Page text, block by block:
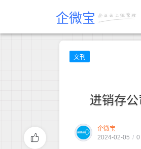
企微宝
文刊
进销存
企微宝
2024-02-05 / 0